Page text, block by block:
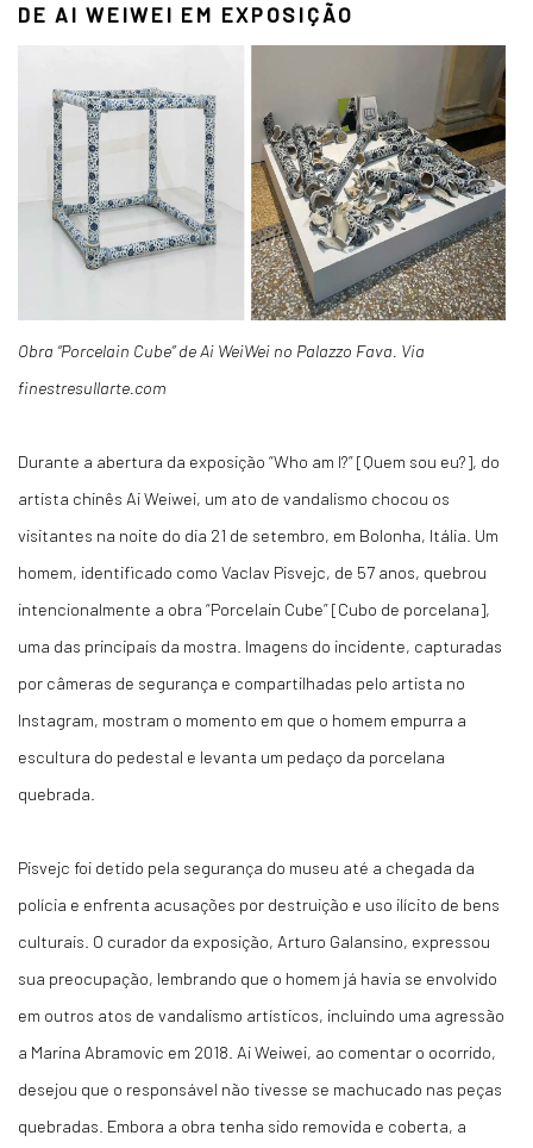
DE AI WEIWEI EM EXPOSIÇÃO
Obra “Porcelain Cube” de Ai WeiWei no Palazzo Fava. Via
finestresullarte.com
Durante a abertura da exposição “Who am I?” [Quem sou eu?], do
artista chinês Ai Weiwei, um ato de vandalismo chocou os
visitantes na noite do dia 21 de setembro, em Bolonha, Itália. Um
homem, identificado como Vaclav Pisvejc, de 57 anos, quebrou
intencionalmente a obra “Porcelain Cube” [Cubo de porcelana],
uma das principais da mostra. Imagens do incidente, capturadas
por câmeras de segurança e compartilhadas pelo artista no
Instagram, mostram o momento em que o homem empurra a
escultura do pedestal e levanta um pedaço da porcelana
quebrada.
Pisvejc foi detido pela segurança do museu até a chegada da
polícia e enfrenta acusações por destruição e uso ilícito de bens
culturais. O curador da exposição, Arturo Galansino, expressou
sua preocupação, lembrando que o homem já havia se envolvido
em outros atos de vandalismo artísticos, incluindo uma agressão
a Marina Abramovic em 2018. Ai Weiwei, ao comentar o ocorrido,
desejou que o responsável não tivesse se machucado nas peças
quebradas. Embora a obra tenha sido removida e coberta, a